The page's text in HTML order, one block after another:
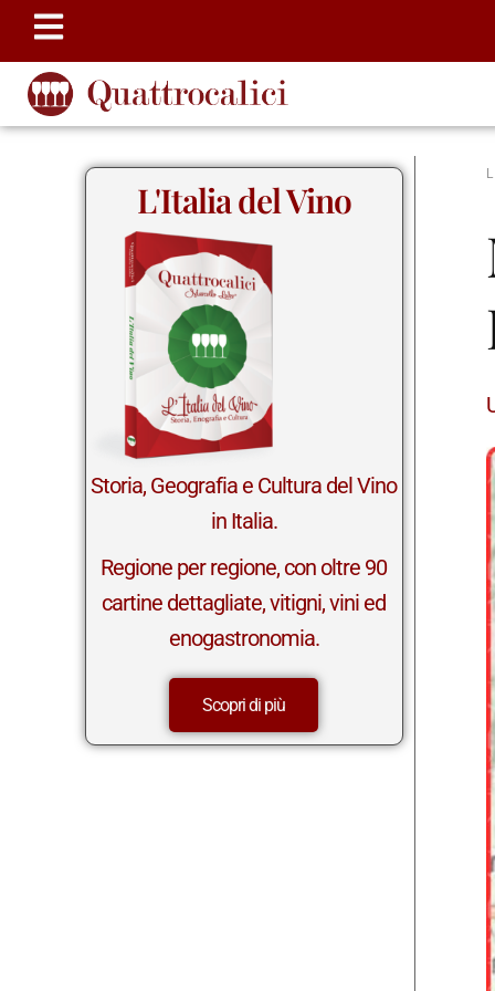
L'Italia del Vino
Storia, Geografia e Cultura del Vino
in Italia.
Regione per regione, con oltre 90
cartine dettagliate, vitigni, vini ed
enogastronomia.
Scopri di più